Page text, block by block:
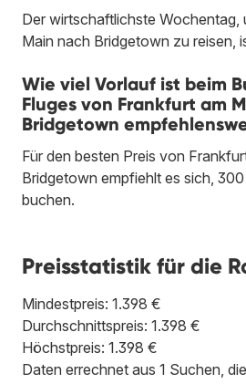
Der wirtschaftlichste Wochentag,
Main nach Bridgetown zu reisen,
Wie viel Vorlauf ist beim
Fluges von Frankfurt am
Bridgetown
Für den besten Preis von
Bridgetown empfiehlt es sich,
buchen.
Preisstatistik für die
Mindestpreis: 1.398 €
Durchschnittspreis: 1.398 €
Höchstpreis: 1.398 €
Daten errechnet aus 1 Suchen,